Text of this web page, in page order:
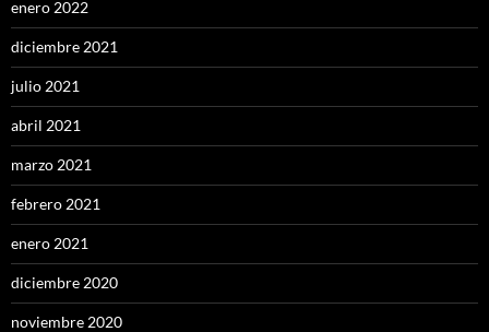
enero 2022
diciembre 2021
julio 2021
abril 2021
marzo 2021
febrero 2021
enero 2021
diciembre 2020
noviembre 2020